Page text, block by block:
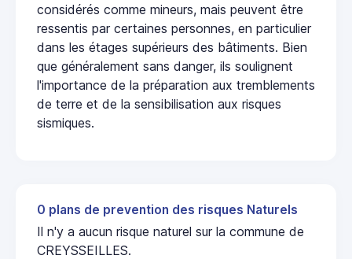
considérés comme mineurs, mais peuvent être
ressentis par certaines personnes, en particulier
dans les étages supérieurs des bâtiments. Bien
que généralement sans danger, ils soulignent
l'importance de la préparation aux tremblements
de terre et de la sensibilisation aux risques
sismiques.
0 plans de prevention des risques Naturels
Il n'y a aucun risque naturel sur la commune de
CREYSSEILLES.